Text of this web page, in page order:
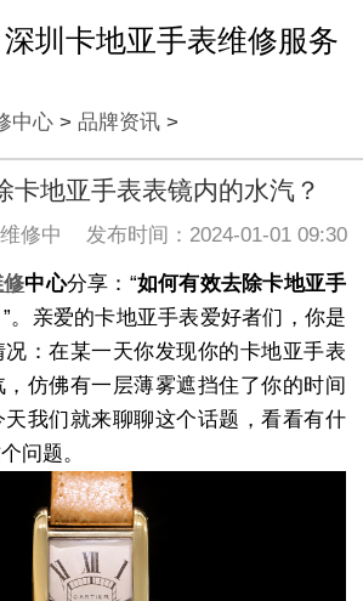
深圳卡地亚手表维修服务
中心> 品牌资讯>
卡地亚手表表镜内的水汽？
修中 发布时间：2024-01-01 09:30
中心分享：“如何有效去除卡地亚手
”。亲爱的卡地亚手表爱好者们，你是
：在某一天你发现你的卡地亚手表
仿佛有一层薄雾遮挡住了你的时间
我们就来聊聊这个话题，看看有什
问题。